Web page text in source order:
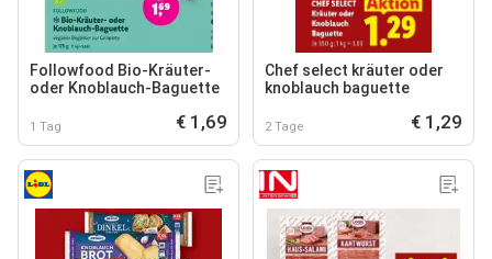
Followfood Bio-Kräuter-
oder Knoblauch-Baguette
1 Tag € 1,69
Chef select kräuter oder
knoblauch baguette
2 Tage € 1,29